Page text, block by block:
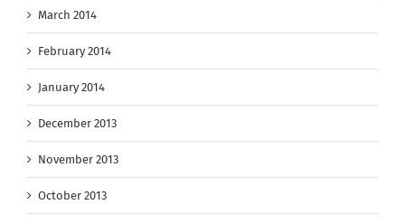
March 2014
February 2014
January 2014
December 2013
November 2013
October 2013